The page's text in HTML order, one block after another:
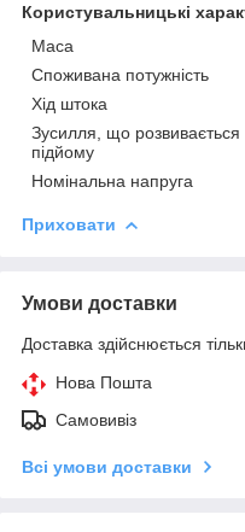
Користувальницькі
Маса
Споживана потужність
Хід штока
Зусилля, що розвивається
підйому
Номінальна напруга
Приховати
Умови доставки
Доставка здійснюється
Нова Пошта
Самовивіз
Всі умови доставки